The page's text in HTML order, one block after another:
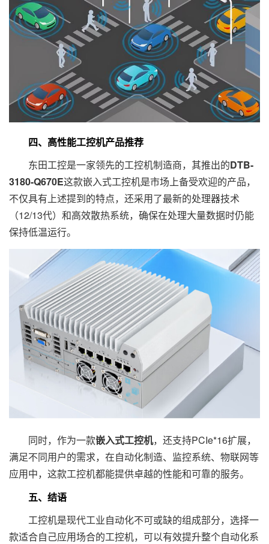
四、高性能工控机产品推荐
东田工控是一家领先的工控机制造商，其推出的DTB-
3180-Q670E这款嵌入式工控机是市场上备受欢迎的产品，
不仅具有上述提到的特点，还采用了最新的处理器技术
（12/13代）和高效散热系统，确保在处理大量数据时仍能
保持低温运行。
同时，作为一款嵌入式工控机，还支持PCIe*16扩展，
满足不同用户的需求，在自动化制造、监控系统、物联网等
应用中，这款工控机都能提供卓越的性能和可靠的服务。
五、结语
工控机是现代工业自动化不可或缺的组成部分，选择一
款适合自己应用场合的工控机，可以有效提升整个自动化系